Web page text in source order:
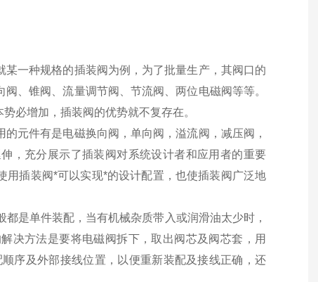
一种规格的插装阀为例，为了批量生产，其阀口的
、锥阀、流量调节阀、节流阀、两位电磁阀等等。
必增加，插装阀的优势就不复存在。
元件有是电磁换向阀，单向阀，溢流阀，减压阀，
，充分展示了插装阀对系统设计者和应用者的重要
插装阀*可以实现*的设计配置，也使插装阀广泛地
是单件装配，当有机械杂质带入或润滑油太少时，
决方法是要将电磁阀拆下，取出阀芯及阀芯套，用
序及外部接线位置，以便重新装配及接线正确，还